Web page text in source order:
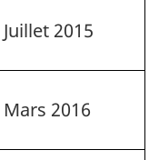
Juillet 2015
Mars 2016